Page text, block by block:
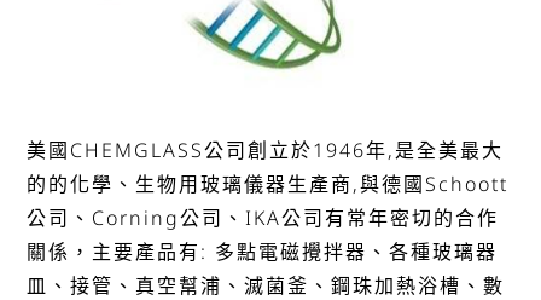
美國CHEMGLASS公司創立於1946年,是全美最大
的的化學、生物用玻璃儀器生產商,與德國Schoott
公司、Corning公司、IKA公司有常年密切的合作
關係，主要產品有: 多點電磁攪拌器、各種玻璃器
皿、接管、真空幫浦、滅菌釜、鋼珠加熱浴槽、數